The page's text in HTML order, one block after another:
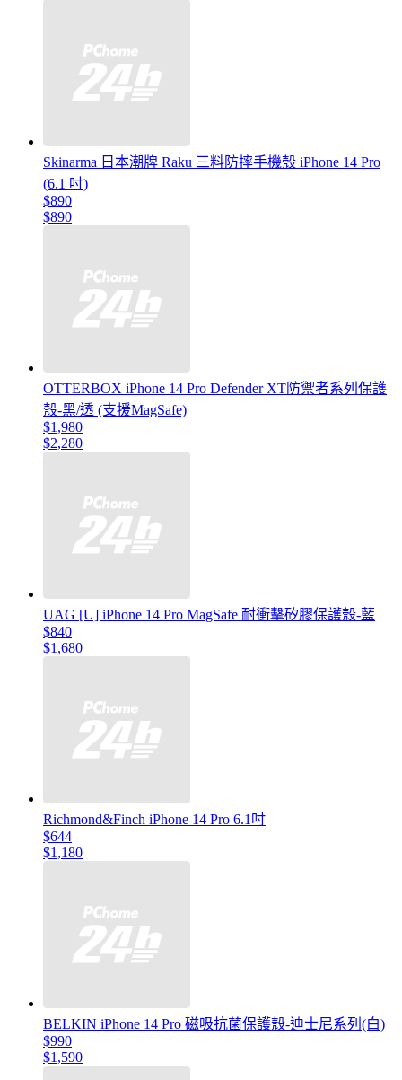
Skinarma 日本潮牌 Raku 三料防摔手機殼 iPhone 14 Pro
(6.1 吋)
$890
$890
OTTERBOX iPhone 14 Pro Defender XT防禦者系列保護
殼-黑/透 (支援MagSafe)
$1,980
$2,280
UAG [U] iPhone 14 Pro MagSafe 耐衝擊矽膠保護殼-藍
$840
$1,680
Richmond&Finch iPhone 14 Pro 6.1吋
$644
$1,180
BELKIN iPhone 14 Pro 磁吸抗菌保護殼-迪士尼系列(白)
$990
$1,590